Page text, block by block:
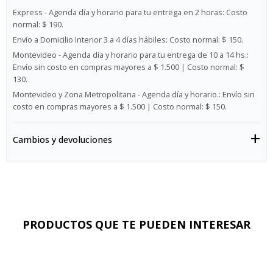
Express - Agenda día y horario para tu entrega en 2 horas: Costo
normal: $ 190.
Envío a Domicilio Interior 3 a 4 días hábiles: Costo normal: $ 150.
Montevideo - Agenda día y horario para tu entrega de 10 a 14 hs.:
Envío sin costo en compras mayores a $ 1.500 | Costo normal: $
130.
Montevideo y Zona Metropolitana - Agenda día y horario.: Envío sin
costo en compras mayores a $ 1.500 | Costo normal: $ 150.
Cambios y devoluciones
PRODUCTOS QUE TE PUEDEN INTERESAR